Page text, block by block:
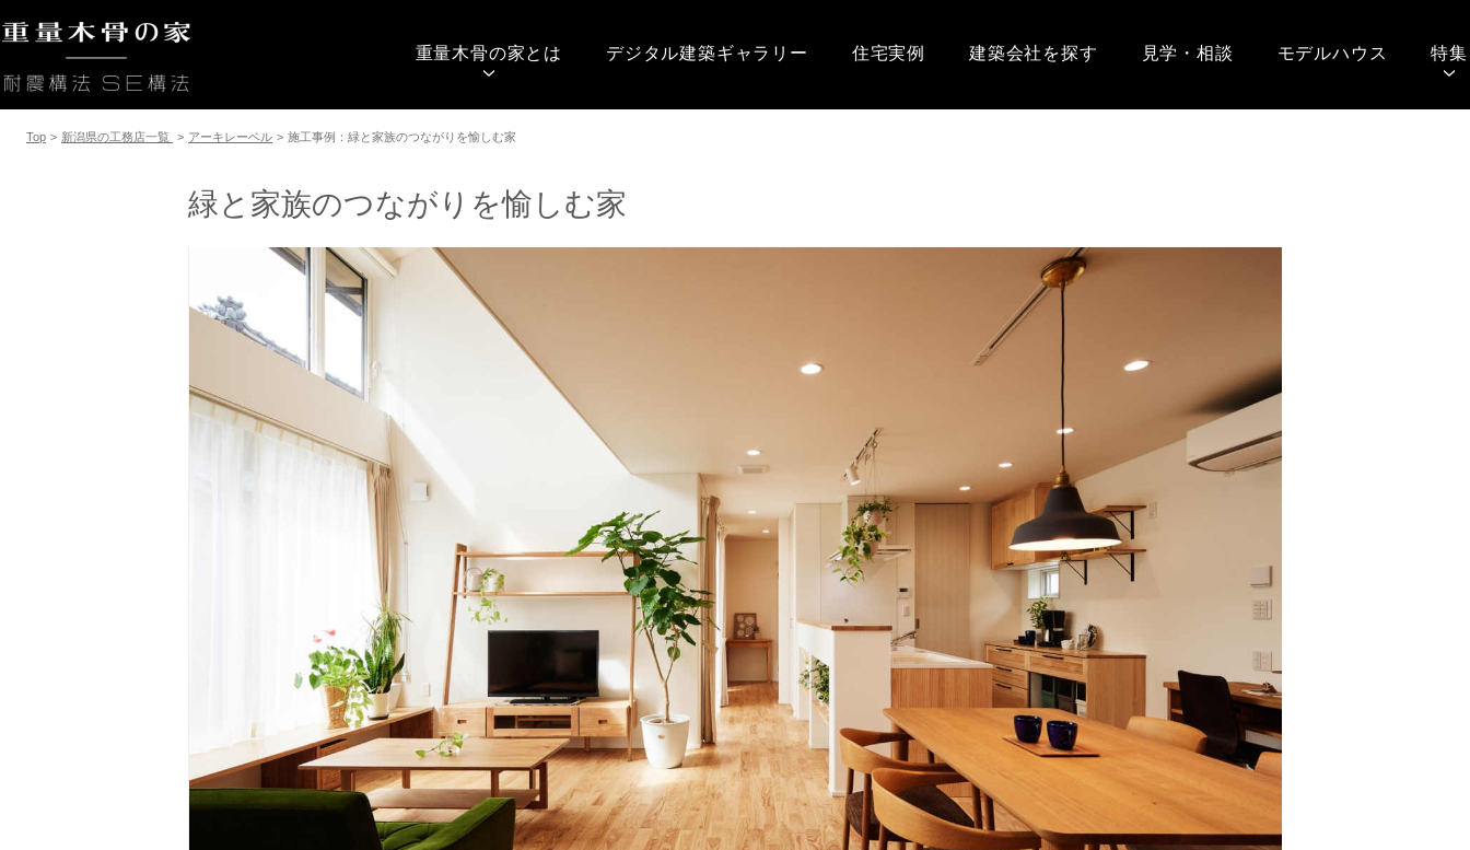
重量木骨の家とは デジタル建築ギャラリー 住宅実例 建築会社を探す 見学・相談 モデルハウス 特集
Top > 新潟県の工務店一覧 > アーキレーベル > 施工事例：緑と家族のつながりを愉しむ家
緑と家族のつながりを愉しむ家